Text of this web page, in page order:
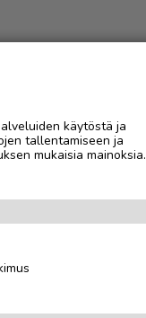
niin
käytöstä ja
tallentamiseen ja
mukaisia mainoksia.